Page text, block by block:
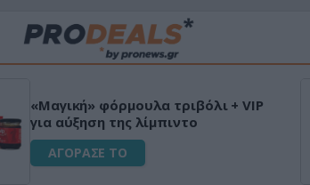
«Μαγική» φόρμουλα τριβόλι + VIP
για αύξηση της λίμπιντο
ΑΓΟΡΑΣΕ ΤΟ